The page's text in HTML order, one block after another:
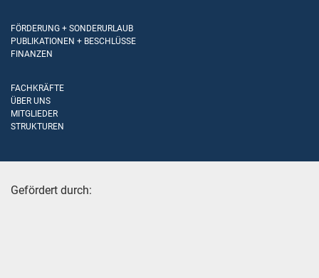
FÖRDERUNG + SONDERURLAUB
PUBLIKATIONEN + BESCHLÜSSE
FINANZEN
FACHKRÄFTE
ÜBER UNS
MITGLIEDER
STRUKTUREN
Gefördert durch: